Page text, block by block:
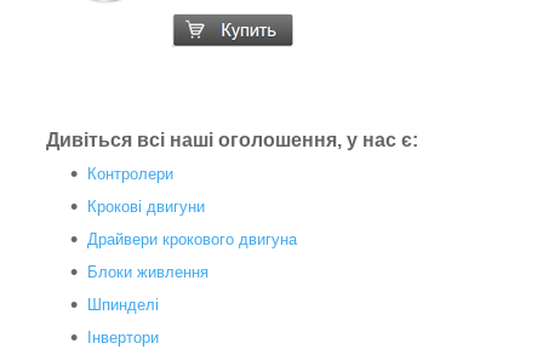
Дивіться всі наші оголошення, у нас є:
Контролери
Крокові двигуни
Драйвери крокового двигуна
Блоки живлення
Шпинделі
Інвертори